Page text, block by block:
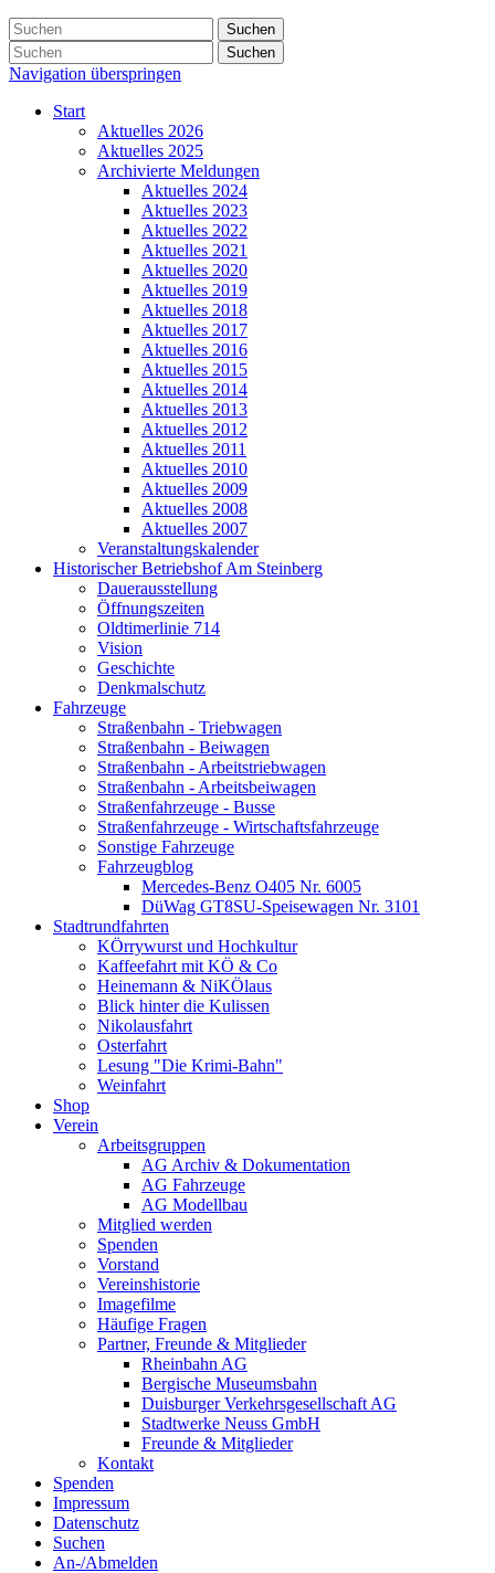
Suchen
Suchen
Navigation überspringen
Start
Aktuelles 2026
Aktuelles 2025
Archivierte Meldungen
Aktuelles 2024
Aktuelles 2023
Aktuelles 2022
Aktuelles 2021
Aktuelles 2020
Aktuelles 2019
Aktuelles 2018
Aktuelles 2017
Aktuelles 2016
Aktuelles 2015
Aktuelles 2014
Aktuelles 2013
Aktuelles 2012
Aktuelles 2011
Aktuelles 2010
Aktuelles 2009
Aktuelles 2008
Aktuelles 2007
Veranstaltungskalender
Historischer Betriebshof Am Steinberg
Dauerausstellung
Öffnungszeiten
Oldtimerlinie 714
Vision
Geschichte
Denkmalschutz
Fahrzeuge
Straßenbahn - Triebwagen
Straßenbahn - Beiwagen
Straßenbahn - Arbeitstriebwagen
Straßenbahn - Arbeitsbeiwagen
Straßenfahrzeuge - Busse
Straßenfahrzeuge - Wirtschaftsfahrzeuge
Sonstige Fahrzeuge
Fahrzeugblog
Mercedes-Benz O405 Nr. 6005
DüWag GT8SU-Speisewagen Nr. 3101
Stadtrundfahrten
KÖrrywurst und Hochkultur
Kaffeefahrt mit KÖ & Co
Heinemann & NiKÖlaus
Blick hinter die Kulissen
Nikolausfahrt
Osterfahrt
Lesung "Die Krimi-Bahn"
Weinfahrt
Shop
Verein
Arbeitsgruppen
AG Archiv & Dokumentation
AG Fahrzeuge
AG Modellbau
Mitglied werden
Spenden
Vorstand
Vereinshistorie
Imagefilme
Häufige Fragen
Partner, Freunde & Mitglieder
Rheinbahn AG
Bergische Museumsbahn
Duisburger Verkehrsgesellschaft AG
Stadtwerke Neuss GmbH
Freunde & Mitglieder
Kontakt
Spenden
Impressum
Datenschutz
Suchen
An-/Abmelden